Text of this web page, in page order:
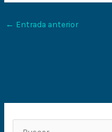
← Entrada anterior